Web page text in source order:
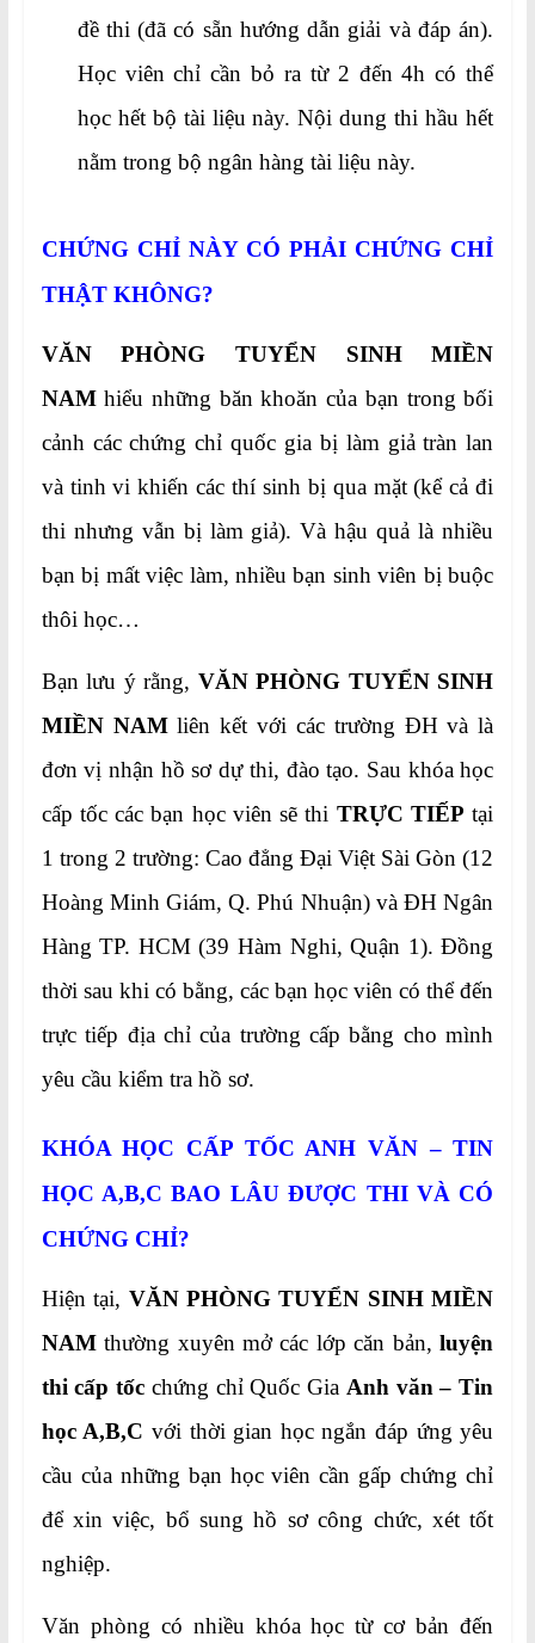
đề thi (đã có sẵn hướng dẫn giải và đáp án).
Học viên chỉ cần bỏ ra từ 2 đến 4h có thể
học hết bộ tài liệu này. Nội dung thi hầu hết
nằm trong bộ ngân hàng tài liệu này.
CHỨNG CHỈ NÀY CÓ PHẢI CHỨNG CHỈ
THẬT KHÔNG?
VĂN PHÒNG TUYỂN SINH MIỀN
NAMhiểu những băn khoăn của bạn trong bối
cảnh các chứng chỉ quốc gia bị làm giả tràn lan
và tinh vi khiến các thí sinh bị qua mặt (kể cả đi
thi nhưng vẫn bị làm giả). Và hậu quả là nhiều
bạn bị mất việc làm, nhiều bạn sinh viên bị buộc
thôi học…
Bạn lưu ý rằng, VĂN PHÒNG TUYỂN SINH
MIỀN NAMliên kết với các trường ĐH và là
đơn vị nhận hồ sơ dự thi, đào tạo. Sau khóa học
cấp tốc các bạn học viên sẽ thi TRỰC TIẾP tại
1 trong 2 trường: Cao đẳng Đại Việt Sài Gòn (12
Hoàng Minh Giám, Q. Phú Nhuận) và ĐH Ngân
Hàng TP. HCM (39 Hàm Nghi, Quận 1). Đồng
thời sau khi có bằng, các bạn học viên có thể đến
trực tiếp địa chỉ của trường cấp bằng cho mình
yêu cầu kiểm tra hồ sơ.
KHÓA HỌC CẤP TỐC ANH VĂN – TIN
HỌC A,B,C BAO LÂU ĐƯỢC THI VÀ CÓ
CHỨNG CHỈ?
Hiện tại, VĂN PHÒNG TUYỂN SINH MIỀN
NAMthường xuyên mở các lớp căn bản,luyện
thi cấp tốc chứng chỉ Quốc Gia Anh văn – Tin
học A,B,C với thời gian học ngắn đáp ứng yêu
cầu của những bạn học viên cần gấp chứng chỉ
để xin việc, bổ sung hồ sơ công chức, xét tốt
nghiệp.
Văn phòng có nhiều khóa học từ cơ bản đến